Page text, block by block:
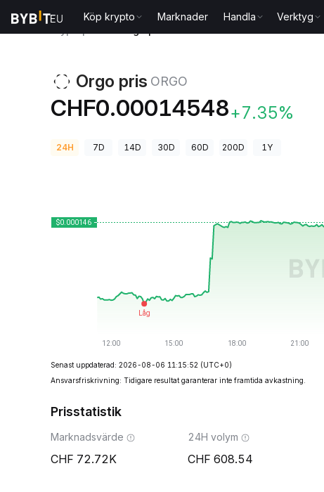
Köp krypto Marknader Handla Verktyg
Orgo pris ORGO
CHF0.00014548+7.35%
24H 7D 14D 30D 60D 200D 1Y
Senast uppdaterad: 2026-08-06 11:15:52 (UTC+0)
Ansvarsfriskrivning: Tidigare resultat garanterar inte framtida avkastning.
Prisstatistik
Marknadsvärde
72.72K
24H volym
608.54